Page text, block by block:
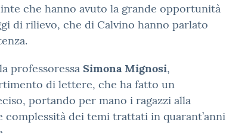
che hanno avuto la grande opportunità
di rilievo, che di Calvino hanno parlato
professoressa Simona Mignosi,
di lettere, che ha fatto un
portando per mano i ragazzi alla
complessità dei temi trattati in quarant’anni